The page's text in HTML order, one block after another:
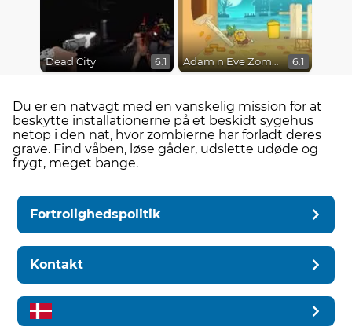
Dead City 6.1 Adam n Eve Zombies 6.1
Du er en natvagt med en vanskelig mission for at
beskytte installationerne på et beskidt sygehus
netop i den nat, hvor zombierne har forladt deres
grave. Find våben, løse gåder, udslette udøde og
frygt, meget bange.
Fortrolighedspolitik
Kontakt